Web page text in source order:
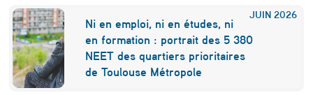
JUIN 2026
Ni en emploi, ni en études, ni
en formation : portrait des 5 380
NEET des quartiers prioritaires
de Toulouse Métropole